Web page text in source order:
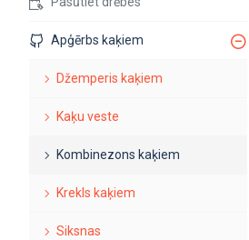
Apģērbs kaķiem
Džemperis kaķiem
Kaķu veste
Kombinezons kaķiem
Krekls kaķiem
Siksnas